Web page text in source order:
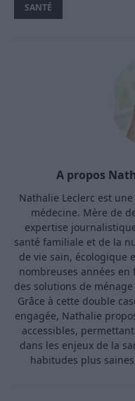
SANTÉ
A propos
Nathalie Leclerc est
médecine. Mère de
expertise
santé familiale et de la
de vie sain, écologique
nombreuses années
des solutions de
Grâce à cette double
engagée, Nathalie
accessibles,
dans les enjeux de la
habitudes plus